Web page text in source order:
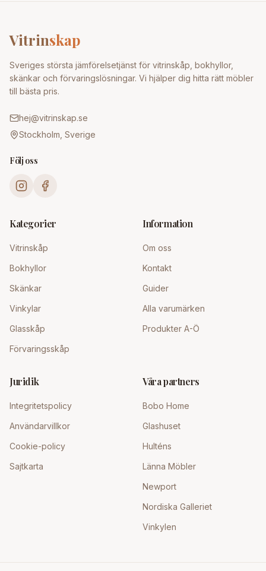
Vitrinskap
Sveriges största jämförelsetjänst för vitrinskåp, bokhyllor,
skänkar och förvaringslösningar. Vi hjälper dig hitta rätt möbler
till bästa pris.
hej@vitrinskap.se
Stockholm, Sverige
Följ oss
Kategorier
Vitrinskåp
Bokhyllor
Skänkar
Vinkylar
Glasskåp
Förvaringsskåp
Information
Om oss
Kontakt
Guider
Alla varumärken
Produkter A-Ö
Juridik
Integritetspolicy
Användarvillkor
Cookie-policy
Sajtkarta
Våra partners
Bobo Home
Glashuset
Hulténs
Länna Möbler
Newport
Nordiska Galleriet
Vinkylen